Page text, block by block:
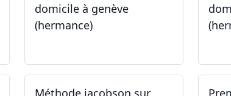
domicile à genève
(hermance)
Méthode jacobson sur